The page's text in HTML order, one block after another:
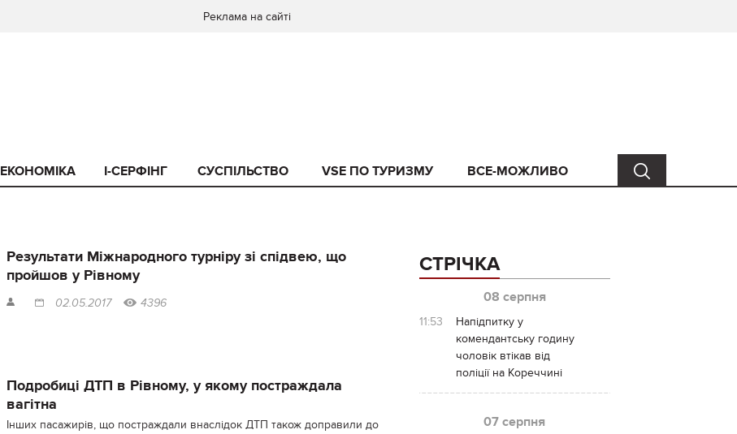
Реклама на сайті
ЕКОНОМІКА I-СЕРФІНГ СУСПІЛЬСТВО VSE ПО ТУРИЗМУ ВСЕ-МОЖЛИВО
Результати Міжнародного турніру зі спідвею, що
пройшов у Рівному
02.05.2017 4396
Подробиці ДТП в Рівному, у якому постраждала
вагітна
Інших пасажирів, що постраждали внаслідок ДТП також доправили до
СТРІЧКА
08 серпня
11:53
Напідпитку у
комендантську годину
чоловік втікав від
поліції на Кореччині
07 серпня